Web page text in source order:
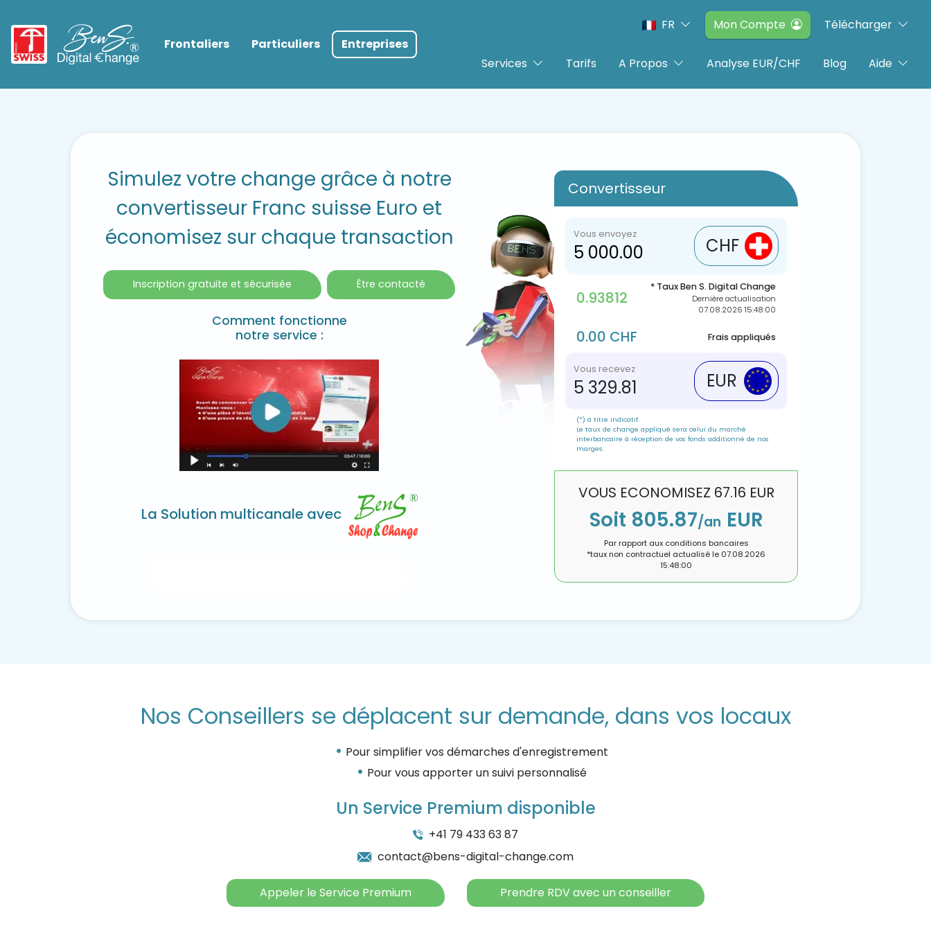
Frontaliers Particuliers
Entreprises
Services
Tarifs A Propos Analyse EUR/CHF Blog Aide
FR Mon Compte Télécharger
Simulez votre change grâce à notre
convertisseur Franc suisse Euro et
économisez sur chaque transaction
Inscription gratuite et sécurisée Être contacté
Comment fonctionne
notre service :
La Solution multicanale avec
Convertisseur
Vous envoyez
CHF
0.93812
* Taux Ben S. Digital Change
Dernière actualisation
07.08.2026 15:48:00
0.00 CHF Frais appliqués
Vous recevez
5 329.81 EUR
(*) à titre indicatif.
Le taux de change appliqué sera celui du marché
interbancaire à réception de vos fonds additionné de nos
marges.
VOUS ECONOMISEZ 67.16 EUR
Soit 805.87/an EUR
Par rapport aux conditions bancaires
*taux non contractuel actualisé le 07.08.2026
15:48:00
Nos Conseillers se déplacent sur demande, dans vos locaux
Pour simplifier vos démarches d'enregistrement
Pour vous apporter un suivi personnalisé
Un Service Premium disponible
+41 79 433 63 87
contact@bens-digital-change.com
Appeler le Service Premium Prendre RDV avec un conseiller